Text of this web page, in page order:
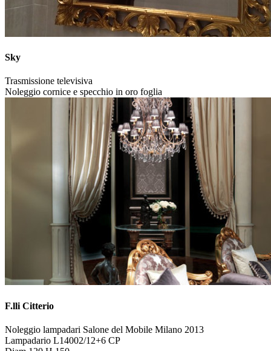
Sky
Trasmissione televisiva
Noleggio cornice e specchio in oro foglia
F.lli Citterio
Noleggio lampadari Salone del Mobile Milano 2013
Lampadario L14002/12+6 CP